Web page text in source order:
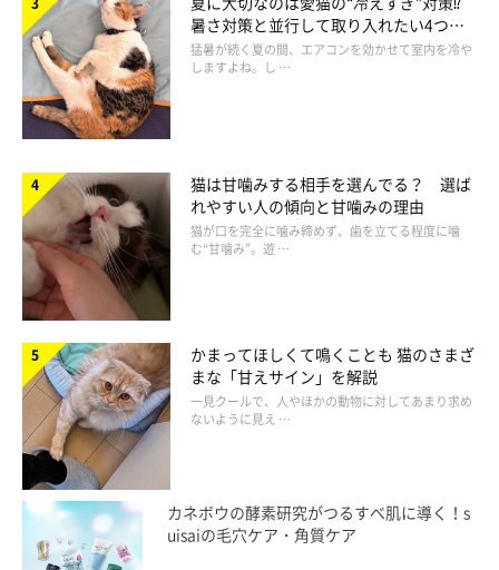
紹介します。
・ひげ
ひげは口元だけでなく、目の上・頬の横・あごの下などにもあ
り、主にセンサーの役割を果たしています。また、ひげの動きで
「リラックスしているな」「興奮しているな」など、猫の感情を
読み取ることも可能です。
・肉球
ぷにぷにとしてかわいらしい肉球。実は肉球には汗腺があり、汗
また、その弾力を生かして音を立てずに歩いたり、着地の衝撃を
和らげるクッションの働きをしたりと、意外としっかりとした役
割があるのです。
・しっぽ
ジャンプや着地をする際、体のバランスを取る役割があるしっ
ぽ。ピンと立てながら近づいてくるときは甘えたい、股の間にし
暑さ対策と並行して取り入れたい4つの
工夫
猛暑が続く夏の間、エアコンを効かせて室内を冷や
しますよね。し …
猫は甘噛みする相手を選んでる？ 選ば
れやすい人の傾向と甘噛みの理由
猫が口を完全に噛み締めず、歯を立てる程度に噛
む“甘噛み”。遊 …
かまってほしくて鳴くことも 猫のさまざ
まな「甘えサイン」を解説
一見クールで、人やほかの動物に対してあまり求め
ないように見え …
カネボウの酵素研究がつるすべ肌に導く！s
uisaiの毛穴ケア・角質ケア